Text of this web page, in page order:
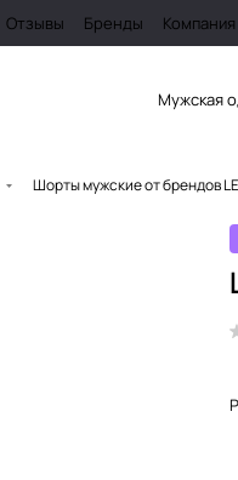
Отзывы Бренды Компания
Мужская
Шорты мужские от брендов